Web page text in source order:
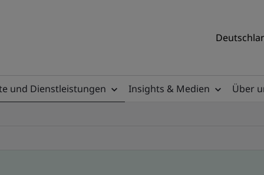
und Dienstleistungen Insights & Medien
Über